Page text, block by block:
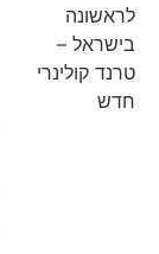
לראשונה
בישראל –
טרנד קולינרי
חדש